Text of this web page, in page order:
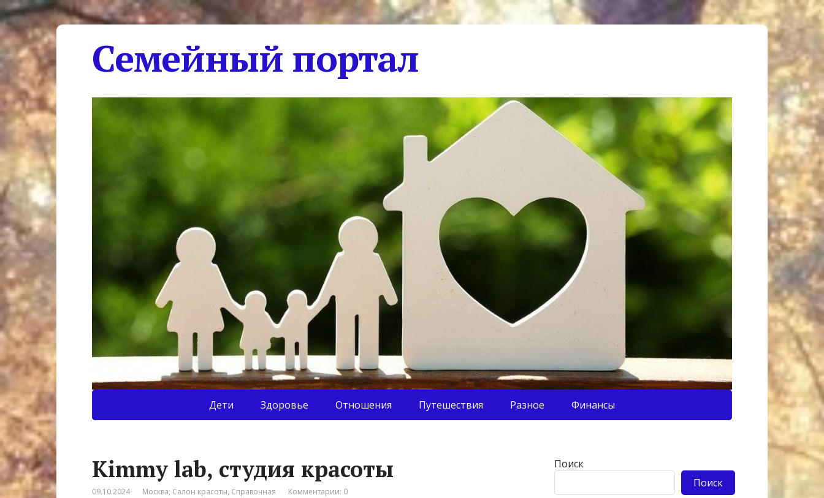
Семейный портал
Дети Здоровье Отношения Путешествия Разное Финансы
Kimmy lab, студия красоты
09.10.2024 Москва, Салон красоты, Справочная Комментарии: 0
Поиск
Поиск